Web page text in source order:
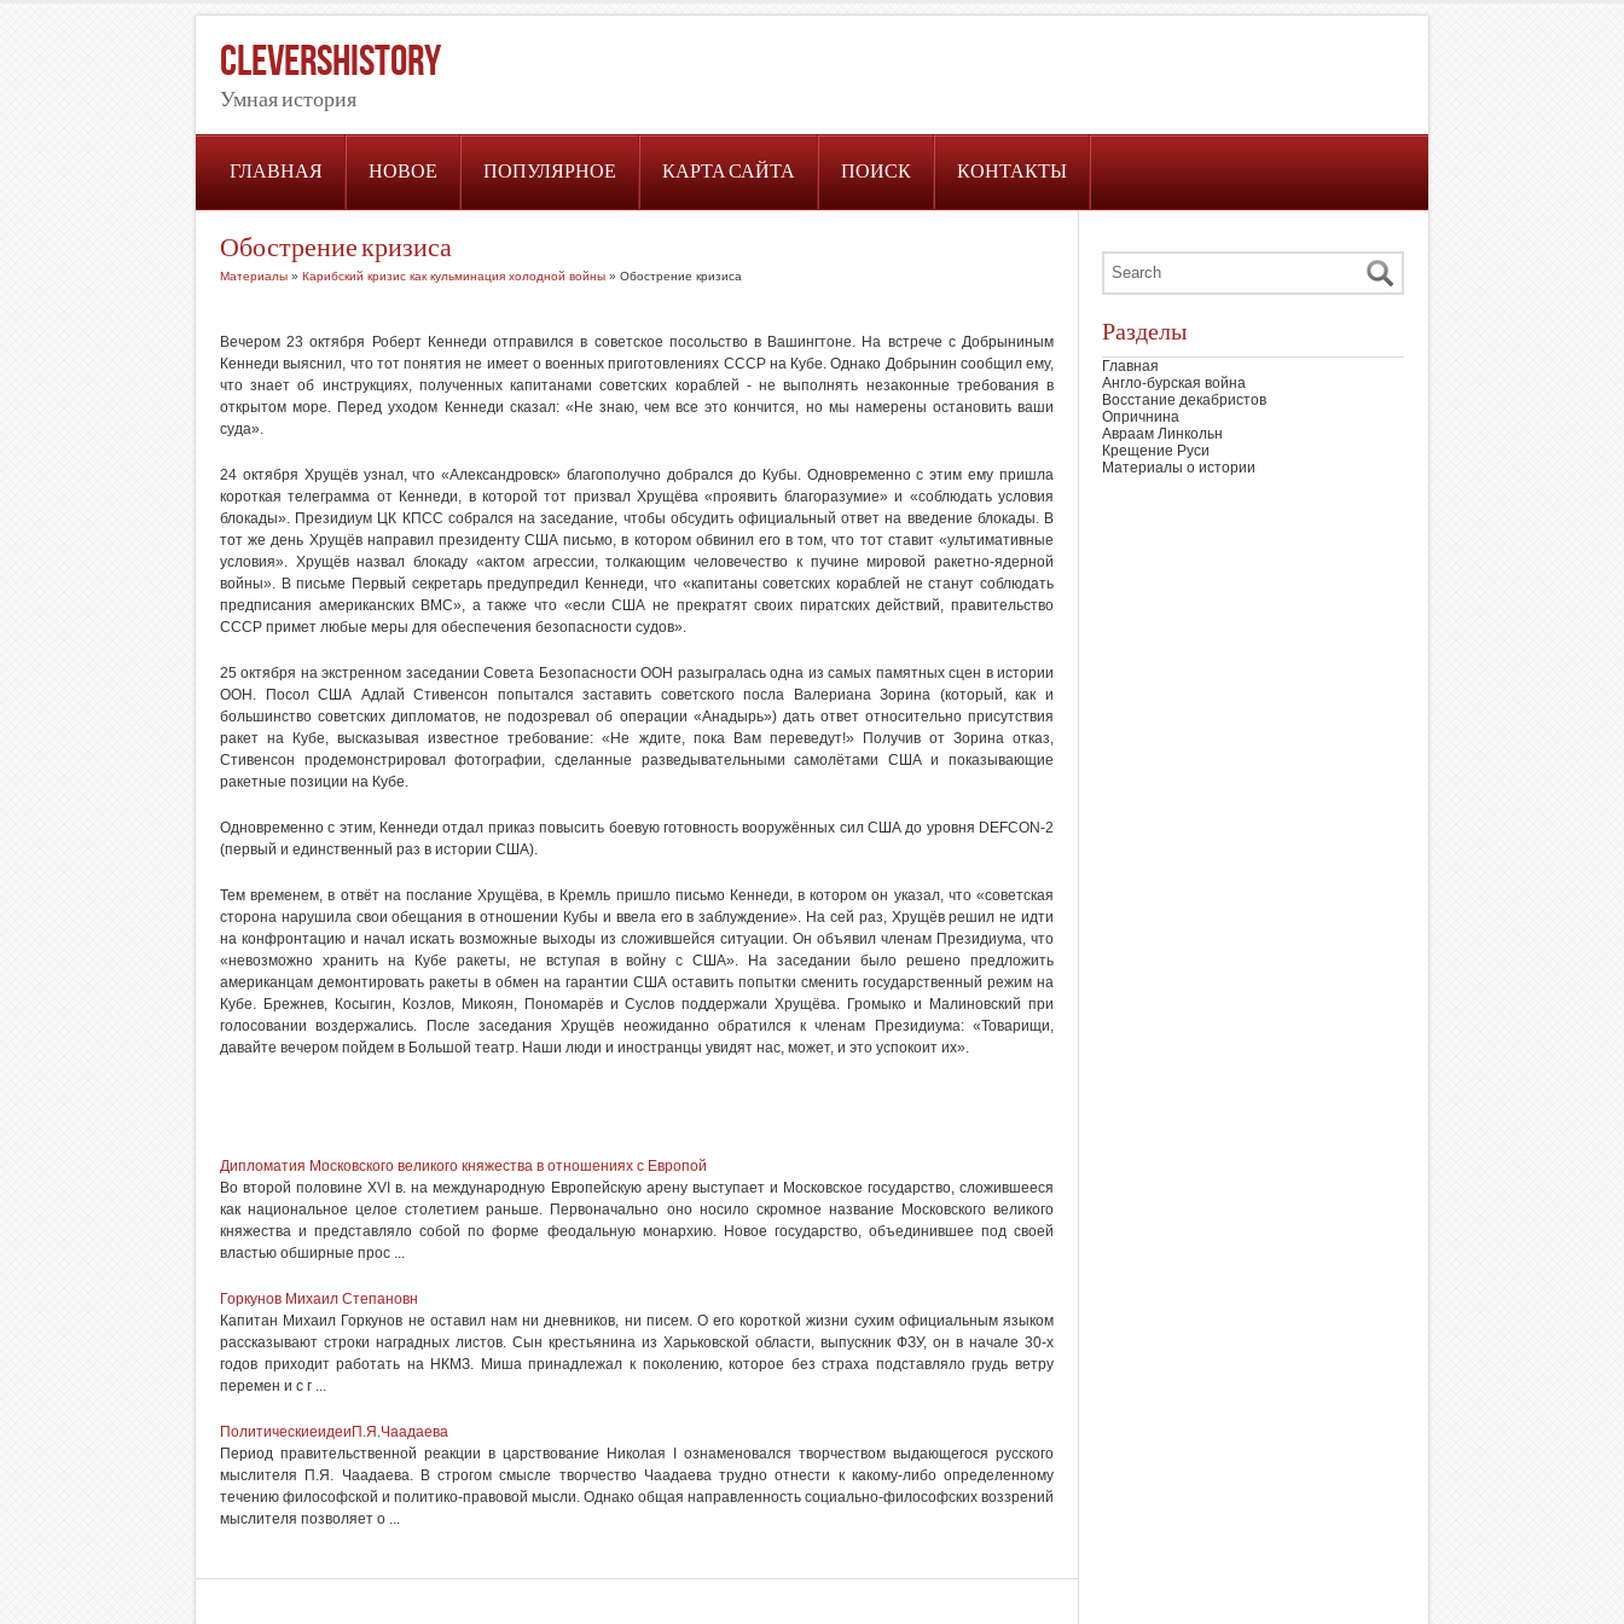
CleversHistory
Умная история
ГЛАВНАЯ НОВОЕ ПОПУЛЯРНОЕ КАРТА САЙТА ПОИСК КОНТАКТЫ
Обострение кризиса
Материалы » Карибский кризис как кульминация холодной войны » Обострение кризиса
Вечером 23 октября Роберт Кеннеди отправился в советское посольство в Вашингтоне. На встрече с Добрыниным
Кеннеди выяснил, что тот понятия не имеет о военных приготовлениях СССР на Кубе. Однако Добрынин сообщил ему,
что знает об инструкциях, полученных капитанами советских кораблей - не выполнять незаконные требования в
открытом море. Перед уходом Кеннеди сказал: «Не знаю, чем все это кончится, но мы намерены остановить ваши
суда».
24 октября Хрущёв узнал, что «Александровск» благополучно добрался до Кубы. Одновременно с этим ему пришла
короткая телеграмма от Кеннеди, в которой тот призвал Хрущёва «проявить благоразумие» и «соблюдать условия
блокады». Президиум ЦК КПСС собрался на заседание, чтобы обсудить официальный ответ на введение блокады. В
тот же день Хрущёв направил президенту США письмо, в котором обвинил его в том, что тот ставит «ультимативные
условия». Хрущёв назвал блокаду «актом агрессии, толкающим человечество к пучине мировой ракетно-ядерной
войны». В письме Первый секретарь предупредил Кеннеди, что «капитаны советских кораблей не станут соблюдать
предписания американских ВМС», а также что «если США не прекратят своих пиратских действий, правительство
СССР примет любые меры для обеспечения безопасности судов».
25 октября на экстренном заседании Совета Безопасности ООН разыгралась одна из самых памятных сцен в истории
ООН. Посол США Адлай Стивенсон попытался заставить советского посла Валериана Зорина (который, как и
большинство советских дипломатов, не подозревал об операции «Анадырь») дать ответ относительно присутствия
ракет на Кубе, высказывая известное требование: «Не ждите, пока Вам переведут!» Получив от Зорина отказ,
Стивенсон продемонстрировал фотографии, сделанные разведывательными самолётами США и показывающие
ракетные позиции на Кубе.
Одновременно с этим, Кеннеди отдал приказ повысить боевую готовность вооружённых сил США до уровня DEFCON-2
(первый и единственный раз в истории США).
Тем временем, в отвёт на послание Хрущёва, в Кремль пришло письмо Кеннеди, в котором он указал, что «советская
сторона нарушила свои обещания в отношении Кубы и ввела его в заблуждение». На сей раз, Хрущёв решил не идти
на конфронтацию и начал искать возможные выходы из сложившейся ситуации. Он объявил членам Президиума, что
«невозможно хранить на Кубе ракеты, не вступая в войну с США». На заседании было решено предложить
американцам демонтировать ракеты в обмен на гарантии США оставить попытки сменить государственный режим на
Кубе. Брежнев, Косыгин, Козлов, Микоян, Пономарёв и Суслов поддержали Хрущёва. Громыко и Малиновский при
голосовании воздержались. После заседания Хрущёв неожиданно обратился к членам Президиума: «Товарищи,
давайте вечером пойдем в Большой театр. Наши люди и иностранцы увидят нас, может, и это успокоит их».
Дипломатия Московского великого княжества в отношениях с Европой
Во второй половине XVI в. на международную Европейскую арену выступает и Московское государство, сложившееся
как национальное целое столетием раньше. Первоначально оно носило скромное название Московского великого
княжества и представляло собой по форме феодальную монархию. Новое государство, объединившее под своей
властью обширные прос ...
Горкунов Михаил Степановн
Капитан Михаил Горкунов не оставил нам ни дневников, ни писем. О его короткой жизни сухим официальным языком
рассказывают строки наградных листов. Сын крестьянина из Харьковской области, выпускник ФЗУ, он в начале 30-х
годов приходит работать на НКМЗ. Миша принадлежал к поколению, которое без страха подставляло грудь ветру
перемен и с г ...
ПолитическиеидеиП.Я.Чаадаева
Период правительственной реакции в царствование Николая I ознаменовался творчеством выдающегося русского
мыслителя П.Я. Чаадаева. В строгом смысле творчество Чаадаева трудно отнести к какому-либо определенному
течению философской и политико-правовой мысли. Однако общая направленность социально-философских воззрений
мыслителя позволяет о ...
Разделы
Главная
Англо-бурская война
Восстание декабристов
Опричнина
Авраам Линкольн
Крещение Руси
Материалы о истории